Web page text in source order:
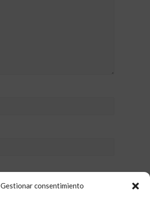
Gestionar consentimiento